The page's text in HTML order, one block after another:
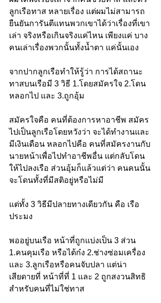
ลูกเรือทาส หลายเรื่อง แต่ผมไม่สามารถ
ยืนยันการันตีแทนพวกเขาได้ว่าเรื่องที่เขา
เล่า จริงหรือเกินจริงแค่ไหน เพียงแค่ บาง
คนเล่าเรื่องพวกนั้นทั้งน้ำตา แค่นั้นเอง
จากปากลูกเรือทำให้รู้ว่า การได้สถานะ
ทาสบนเรือมี 3 วิธี 1.โดยสมัครใจ 2.โดน
หลอกไป และ 3.ถูกอุ้ม
สมัครใจคือ คนที่ต้องการหาอาชีพ สมัคร
ไปเป็นลูกเรือโดยหวังว่า จะได้ทำงานและ
มีเงินเดือน หลอกไปคือ คนที่สมัครงานกับ
นายหน้าเพื่อไปทำอาชีพอื่น แต่กลับโดน
ให้ไปลงเรือ ส่วนอุ้มก็แล้วแต่ว่า คนคนนั้น
จะโดนทั้งที่มีสติอยู่หรือไม่มี
แต่ทั้ง 3 วิธีมีปลายทางเดียวกัน คือ เรือ
ประมง
พออยู่บนเรือ หน้าที่ถูกแบ่งเป็น 3 ส่วน
1.คนคุมเรือ หรือไต้ก๋ง 2.ช่างซ่อมเครื่อง
และ 3.ลูกเรือหรือคนจับปลา แต่น่า
เสียดายที่ หน้าที่ที่ 1 และ 2 ถูกสงวนสิทธิ
สำหรับคนที่ไม่ใช่ทาส